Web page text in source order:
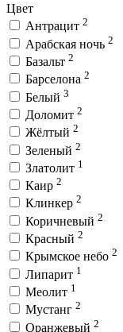
Цвет
Антрацит 2
Арабская ночь 2
Базальт 2
Барселона 2
Белый 3
Доломит 2
Жёлтый 2
Зеленый 2
Златолит 1
Каир 2
Клинкер 2
Коричневый 2
Красный 2
Крымское небо 2
Липарит 1
Меолит 1
Мустанг 2
Оранжевый 2